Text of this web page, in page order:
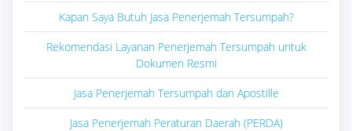
Kapan Saya Butuh Jasa Penerjemah Tersumpah?
Rekomendasi Layanan Penerjemah Tersumpah untuk
Dokumen Resmi
Jasa Penerjemah Tersumpah dan Apostille
Jasa Penerjemah Peraturan Daerah (PERDA)